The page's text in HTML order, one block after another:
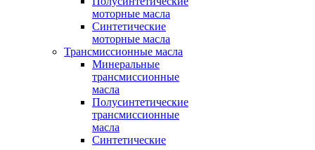
моторные масла
Синтетические
моторные масла
Трансмиссионные масла
Минеральные
трансмиссионные
масла
Полусинтетические
трансмиссионные
масла
Синтетические